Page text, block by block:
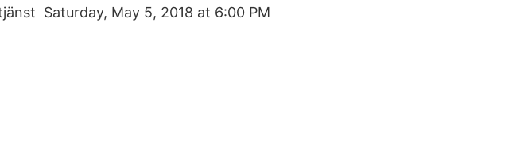
Saturday, May 5, 2018 at 6:00 PM